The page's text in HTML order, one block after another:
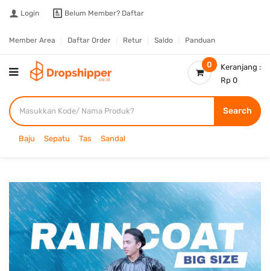
Login Belum Member? Daftar
Member Area Daftar Order Retur Saldo Panduan
0
Keranjang :
Rp 0
Search
Baju Sepatu Tas Sandal